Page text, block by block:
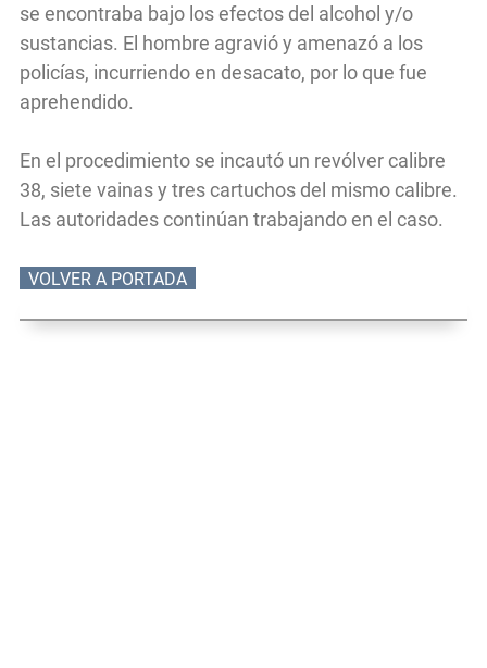
se encontraba bajo los efectos del alcohol y/o
sustancias. El hombre agravió y amenazó a los
policías, incurriendo en desacato, por lo que fue
aprehendido.
En el procedimiento se incautó un revólver calibre
38, siete vainas y tres cartuchos del mismo calibre.
Las autoridades continúan trabajando en el caso.
VOLVER A PORTADA